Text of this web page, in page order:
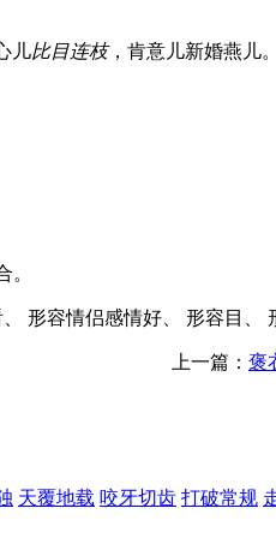
儿比目连枝，肯意儿新婚燕儿
。
形容情侣感情好、 形容目
上一篇： 褒
天覆地载 咬牙切齿 打破常规